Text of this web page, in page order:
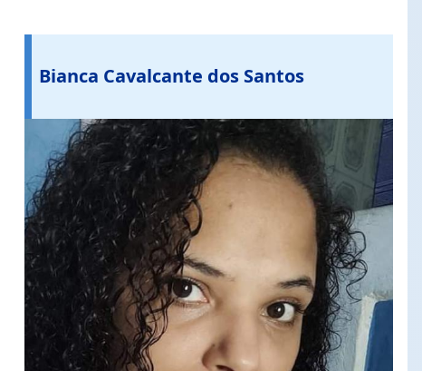
Bianca Cavalcante dos Santos